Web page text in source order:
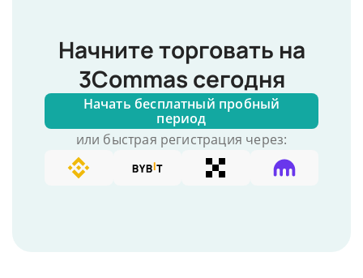
Начните торговать на
3Commas сегодня
Начать бесплатный пробный
период
или быстрая регистрация через: